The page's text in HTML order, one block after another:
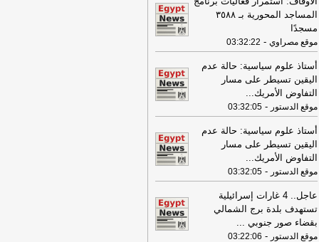
على ميناء دمياط- لبنانون 24
09:26
مجلس الوزراء المصري: الحريق
تعرضت له سفينتان في ميناء دمياط
ناتج عن طائرة مسيرة-أل بي سي أي
08:34
عناوين الصحف المصرية ليوم
30-07-2026
18:41
رئيس "الوطنية للصحافة" يكشف
حملة الصحف القومية لمواجهة
السوشيال ميديا-موقع مصراوي
16:46
وزير الخزانة الأميركي: لن نسمح
اتخاذ التجارة العالمية رهينة أو
الشحن الدولي لتمويل الحرس
-لبنانون 24
09:31
عناوين الصحف المصرية ليوم
29-07-2026
-
المساجد المحورية بـ ٣٥٨٨
مسجدًا
موقع مصراوي -
03:32:22
أستاذ علوم سياسية: حالة عدم
اليقين تسيطر على مسار
التفاوض الأمريك...
موقع الدستور -
03:32:05
أستاذ علوم سياسية: حالة عدم
اليقين تسيطر على مسار
التفاوض الأمريك...
موقع الدستور -
03:32:05
عاجل.. 4 غارات إسرائيلية
تستهدف بلدة برج الشمالي
بقضاء صور جنوبي ...
موقع الدستور -
03:22:06